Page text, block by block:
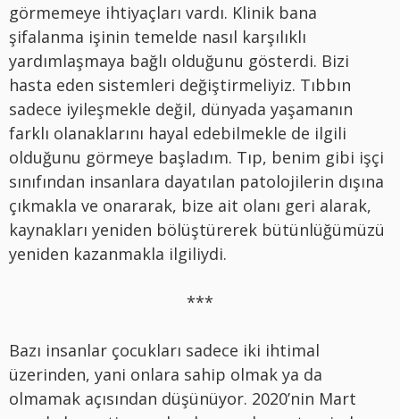
görmemeye ihtiyaçları vardı. Klinik bana
şifalanma işinin temelde nasıl karşılıklı
yardımlaşmaya bağlı olduğunu gösterdi. Bizi
hasta eden sistemleri değiştirmeliyiz. Tıbbın
sadece iyileşmekle değil, dünyada yaşamanın
farklı olanaklarını hayal edebilmekle de ilgili
olduğunu görmeye başladım. Tıp, benim gibi işçi
sınıfından insanlara dayatılan patolojilerin dışına
çıkmakla ve onararak, bize ait olanı geri alarak,
kaynakları yeniden bölüştürerek bütünlüğümüzü
yeniden kazanmakla ilgiliydi.
***
Bazı insanlar çocukları sadece iki ihtimal
üzerinden, yani onlara sahip olmak ya da
olmamak açısından düşünüyor. 2020’nin Mart